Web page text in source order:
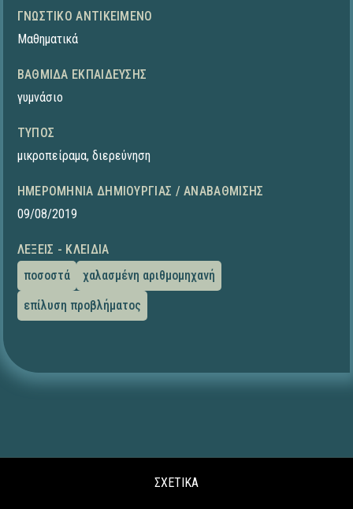
ΓΝΩΣΤΙΚΌ ΑΝΤΙΚΕΊΜΕΝΟ
Μαθηματικά
ΒΑΘΜΊΔΑ ΕΚΠΑΊΔΕΥΣΗΣ
γυμνάσιο
ΤΎΠΟΣ
μικροπείραμα, διερεύνηση
ΗΜΕΡΟΜΗΝΊΑ ΔΗΜΙΟΥΡΓΊΑΣ / ΑΝΑΒΆΘΜΙΣΗΣ
09/08/2019
ΛΈΞΕΙΣ - ΚΛΕΙΔΙΆ
ποσοστά
χαλασμένη αριθμομηχανή
επίλυση προβλήματος
ΣΧΕΤΙΚΑ